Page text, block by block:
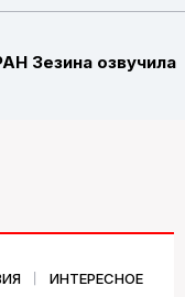
Зезина озвучила
ИНТЕРЕСНОЕ